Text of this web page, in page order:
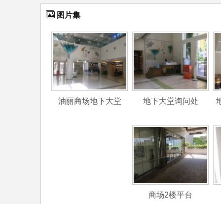
图片集
油丽商场地下大堂 地下大堂询问处
商场2楼平台